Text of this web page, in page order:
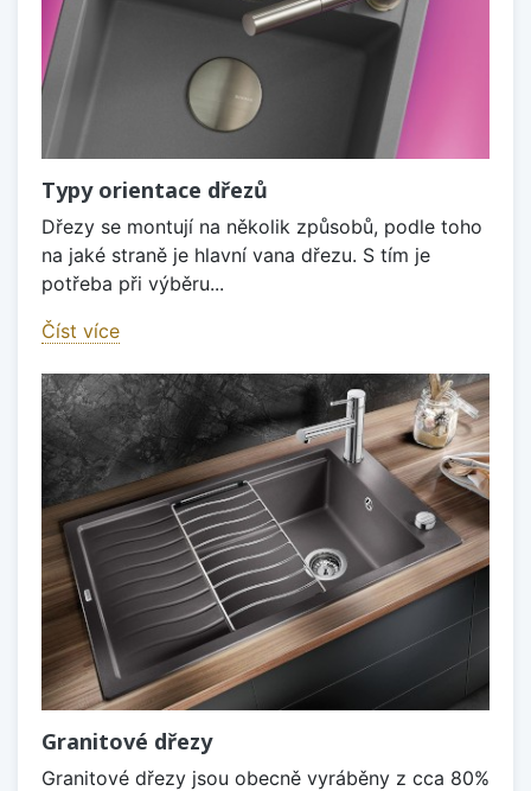
Typy orientace dřezů
Dřezy se montují na několik způsobů, podle toho
na jaké straně je hlavní vana dřezu. S tím je
potřeba při výběru...
Číst více
Granitové dřezy
Granitové dřezy jsou obecně vyráběny z cca 80%